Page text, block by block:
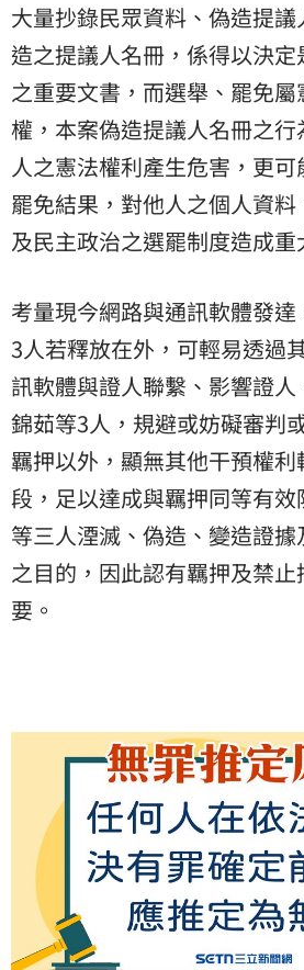
大量抄錄民眾資料、偽造提
造之提議人名冊，係得以決
之重要文書，而選舉、罷免
權，本案偽造提議人名冊之
人之憲法權利產生危害，更
罷免結果，對他人之個人資
及民主政治之選罷制度造成重
考量現今網路與通訊軟體發
3人若釋放在外，可輕易透過
訊軟體與證人聯繫、影響證
錦茹等3人，規避或妨礙審判
羈押以外，顯無其他干預權
段，足以達成與羈押同等有
等三人湮滅、偽造、變造證
之目的，因此認有羈押及禁
要。